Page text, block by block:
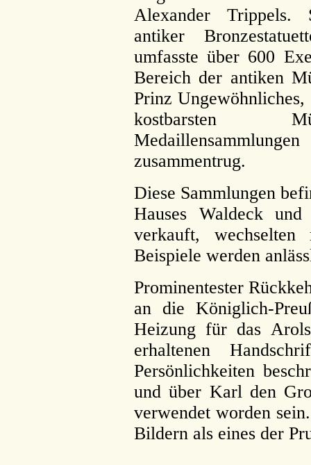
Alexander Trippels.
antiker
umfasste über 600
Bereich der antiken
Prinz
kostbarsten
zusammentrug.
Diese Sammlungen
Hauses Waldeck
verkauft, wechselten
Beispiele werden
Prominentester
an die Königlich-
Heizung für das
erhaltenen
Persönlichkeiten
und über Karl den
verwendet worden
Bildern als eines der